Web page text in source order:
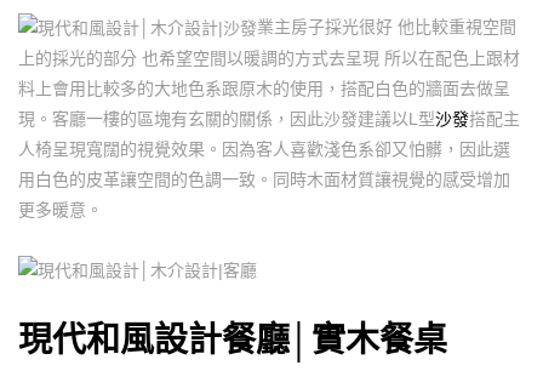
業主房子採光很好 他比較重視空間
上的採光的部分 也希望空間以暖調的方式去呈現 所以在配色上跟材
料上會用比較多的大地色系跟原木的使用，搭配白色的牆面去做呈
現。客廳一樓的區塊有玄關的關係，因此沙發建議以L型沙發搭配主
人椅呈現寬闊的視覺效果。因為客人喜歡淺色系卻又怕髒，因此選
用白色的皮革讓空間的色調一致。同時木面材質讓視覺的感受增加
更多暖意。
現代和風設計餐廳│實木餐桌